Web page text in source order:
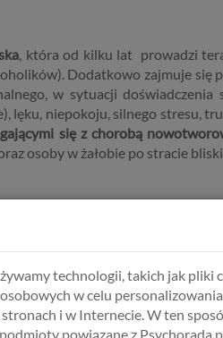
, która od kilku lat prowadzi
Dodatkowo zajmuje się
w sytuacji
niepokoju, silnego stresu,
się z chorobą
osoby w żałobie po stracie
technologii, takich jak pliki
w celu
i w Internecie. W ten
powiązane z